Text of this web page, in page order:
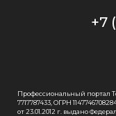
+7
Профессиональный портал
7717787433, ОГРН
от 23.01.2012 г. выдано